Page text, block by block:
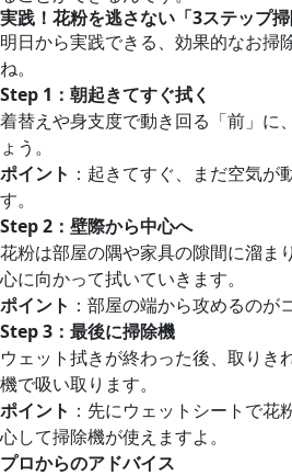
実践！花粉を逃さない「3ステップ掃
明日から実践できる、効果的なお掃
ね。
Step 1 ：朝起きてすぐ拭く
着替えや身支度で動き回る「前」に
ょう。
ポイント ：起きてすぐ、まだ空気
す。
Step 2 ：壁際から中心へ
花粉は部屋の隅や家具の隙間に溜ま
心に向かって拭いていきます。
ポイント ：部屋の端から攻めるのが
Step 3 ：最後に掃除機
ウェット拭きが終わった後、取りき
機で吸い取ります。
ポイント ：先にウェットシートで
心して掃除機が使えますよ。
プロからのアドバイス